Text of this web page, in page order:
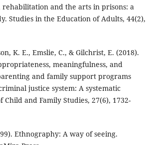
rehabilitation and the arts in prisons: a
Studies in the Education of Adults, 44(2),
K. E., Emslie, C., & Gilchrist, E. (2018).
meaningfulness, and
and family support programs
justice system: A systematic
Child and Family Studies, 27(6), 1732-
Ethnography: A way of seeing.